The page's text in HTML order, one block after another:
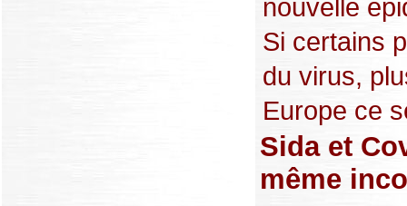
nouvelle
Si certains
du virus,
Europe ce
Sida et
même